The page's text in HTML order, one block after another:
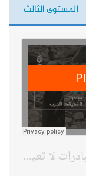
المستوى الثالث
الحرب - المستوى الأول